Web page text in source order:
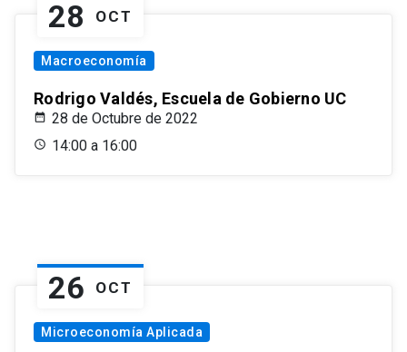
28 OCT
Macroeconomía
Rodrigo Valdés, Escuela de Gobierno UC
28 de Octubre de 2022
14:00 a 16:00
26 OCT
Microeconomía Aplicada